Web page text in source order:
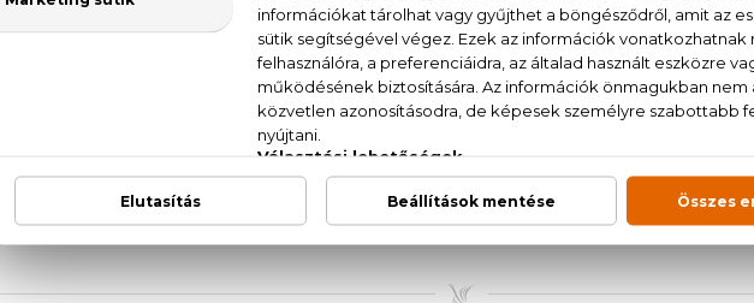
gyümölcsös
mandarin, ylang-ylang, málna, fehér bazsarózsa, osmanthus, fás
ALCOHOL DENAT. (SD ALCOHOL 39-C), PARFUM (FRAGRANCE), AQUA
IONONE, ETHYLHEXYL METHOXYCINNAMATE, CITRONELLOL,
BUTYL METHOXYDIBENZOYLMETHANE, ETHYLHEXYL SALICYLATE,
CINNAMYL ALCOHOL, BENZYL ALCOHOL, CITRAL, BENZYL BENZOATE, CI
19140 (YELLOW 5).